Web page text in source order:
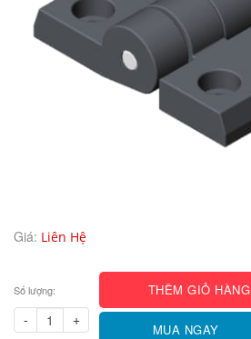
Giá: Liên Hệ
Số lượng:
- +
THÊM GIỎ HÀNG
MUA NGAY